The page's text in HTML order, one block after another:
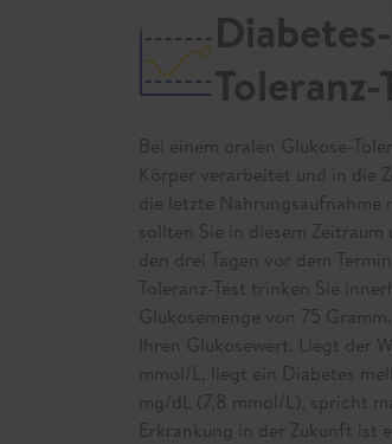
Toleranz-
Bei einem oralen Glukose-
Körper verarbeitet und in die
die letzte Nahrungsaufnahme
sollten Sie in diesem
den drei Tagen vor dem
Toleranz-Test trinken Sie
Glukosemenge von 75
Ihren Glukosewert. Liegt der
mmol/L, liegt ein Diabetes
mg/dL (7,8 mmol/L), spricht
Erkrankung in der Zukunft ist